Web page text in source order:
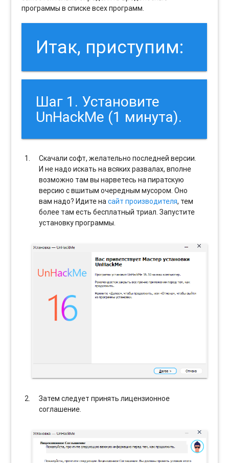
программы в списке всех программ.
Итак, приступим:
Шаг 1. Установите
UnHackMe (1 минута).
Скачали софт, желательно последней версии.
И не надо искать на всяких развалах, вполне
возможно там вы нарветесь на пиратскую
версию с вшитым очередным мусором. Оно
вам надо? Идите насайт производителя, тем
более там есть бесплатный триал. Запустите
установку программы.
Затем следует принять лицензионное
соглашение.